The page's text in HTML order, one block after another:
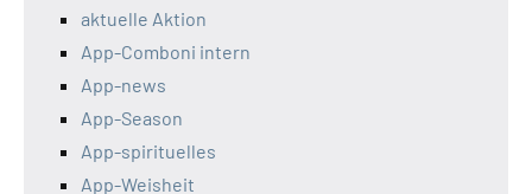
aktuelle Aktion
App-Comboni intern
App-news
App-Season
App-spirituelles
App-Weisheit